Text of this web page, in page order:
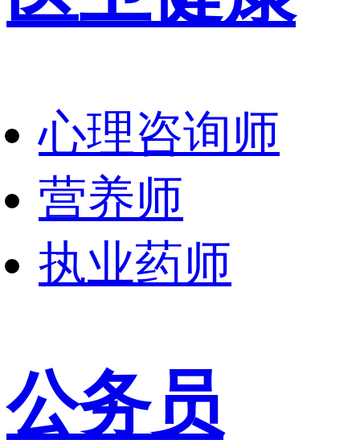
心理咨询师
营养师
执业药师
公务员